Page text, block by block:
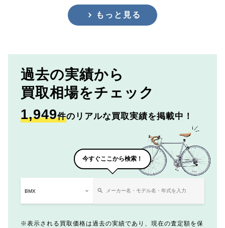
もっと見る
過去の実績から
買取相場をチェック
1,949件のリアルな買取実績を掲載中！
今すぐここから検索！
表示される買取価格は過去の実績であり、現在の査定額を保